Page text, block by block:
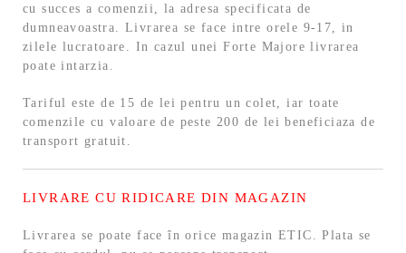
cu succes a comenzii, la adresa specificata de
dumneavoastra. Livrarea se face intre orele 9-17, in
zilele lucratoare. In cazul unei Forte Majore livrarea
poate intarzia.
Tariful este de 15 de lei pentru un colet, iar toate
comenzile cu valoare de peste 200 de lei beneficiaza de
transport gratuit.
LIVRARE CU RIDICARE DIN MAGAZIN
Livrarea se poate face în orice magazin ETIC. Plata se